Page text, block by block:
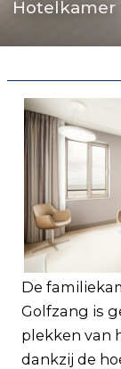
Hotelkamer
De
Golfzang is
plekken van
dankzij de